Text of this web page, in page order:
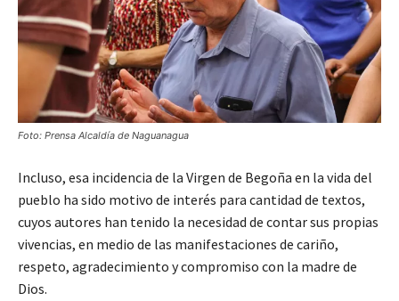
Foto: Prensa Alcaldía de Naguanagua
Incluso, esa incidencia de la Virgen de Begoña en la vida del
pueblo ha sido motivo de interés para cantidad de textos,
cuyos autores han tenido la necesidad de contar sus propias
vivencias, en medio de las manifestaciones de cariño,
respeto, agradecimiento y compromiso con la madre de
Dios.